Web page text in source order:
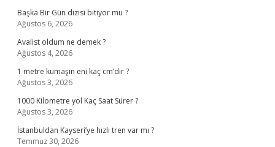
Başka Bir Gün dizisi bitiyor mu ?
Ağustos 6, 2026
Avalist oldum ne demek ?
Ağustos 4, 2026
1 metre kumaşın eni kaç cm’dir ?
Ağustos 3, 2026
1000 Kilometre yol Kaç Saat Sürer ?
Ağustos 3, 2026
İstanbuldan Kayseri’ye hızlı tren var mı ?
Temmuz 30, 2026